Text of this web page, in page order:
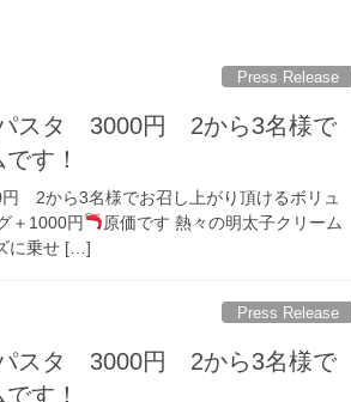
Press Release
スタ 3000円 2から3名様で
す！
2から3名様でお召し上がり頂けるボリュ
＋1000円
原価です 熱々の明太子クリーム
に乗せ […]
Press Release
スタ 3000円 2から3名様で
す！